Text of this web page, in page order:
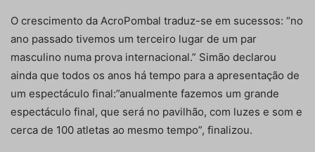
O crescimento da AcroPombal traduz-se em sucessos: “no
ano passado tivemos um terceiro lugar de um par
masculino numa prova internacional.” Simão declarou
ainda que todos os anos há tempo para a apresentação de
um espectáculo final:”anualmente fazemos um grande
espectáculo final, que será no pavilhão, com luzes e som e
cerca de 100 atletas ao mesmo tempo”, finalizou.